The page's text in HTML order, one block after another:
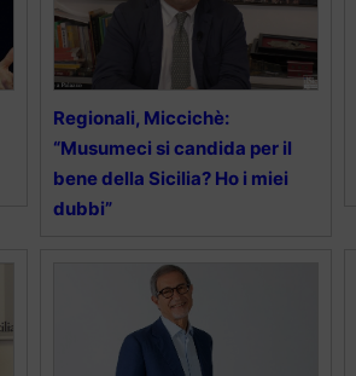
Regionali, Miccichè:
“Musumeci si candida per il
bene della Sicilia? Ho i miei
dubbi”